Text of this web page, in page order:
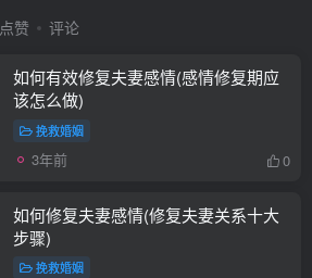
点赞 评论
如何有效修复夫妻感情(感情修复期应
该怎么做)
挽救婚姻
3年前 0
如何修复夫妻感情(修复夫妻关系十大
步骤)
挽救婚姻